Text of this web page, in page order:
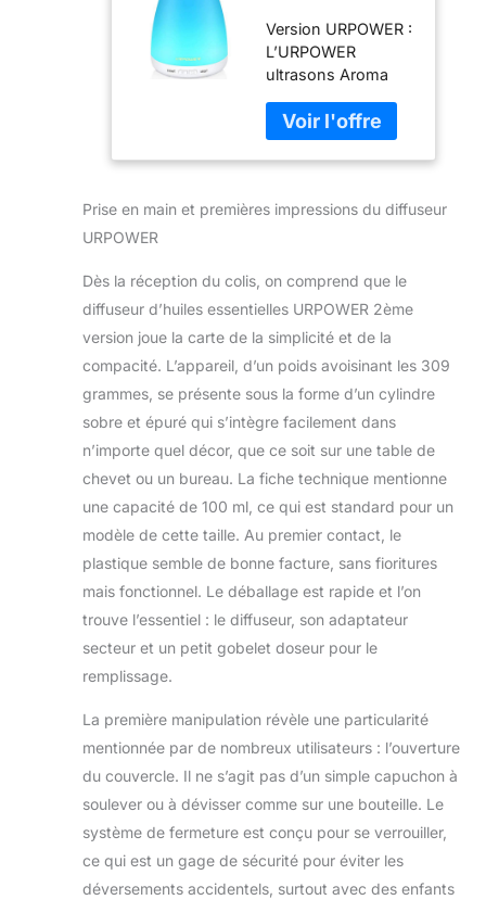
d’huiles
essentielles,
100Ml parfum
huile
essentielle
brume fraîche
Version URPOWER :
L’URPOWER
ultrasons Aroma
essentielles est une
version améliorée.
La 2ème génération
brouillard que la
ajouter de l’air
humide et
petites chambres à
coucher, une
chambre d’hôtel,
dessus de table et
de travail S’il vous
plaît utiliser 100 %
d’huiles essentielles
pures avec aucun
corrosivité, huiles
essentielles à
ultrasons aroma
diffuser est sûr et
ne pas nuire à
La sortie ne devrait
cordon qui est
supérieure à la
tension maximale.
Défendez-vous
humidificateur à
vapeur fraîche
Prise en main et premières impressions du diffuseur
URPOWER
Dès la réception du colis, on comprend que le
diffuseur d’huiles essentielles URPOWER 2ème
version joue la carte de la simplicité et de la
compacité. L’appareil, d’un poids avoisinant les 309
grammes, se présente sous la forme d’un cylindre
sobre et épuré qui s’intègre facilement dans
n’importe quel décor, que ce soit sur une table de
chevet ou un bureau. La fiche technique mentionne
une capacité de 100 ml, ce qui est standard pour un
modèle de cette taille. Au premier contact, le
plastique semble de bonne facture, sans fioritures
mais fonctionnel. Le déballage est rapide et l’on
trouve l’essentiel : le diffuseur, son adaptateur
secteur et un petit gobelet doseur pour le
remplissage.
La première manipulation révèle une particularité
mentionnée par de nombreux utilisateurs : l’ouverture
du couvercle. Il ne s’agit pas d’un simple capuchon à
soulever ou à dévisser comme sur une bouteille. Le
système de fermeture est conçu pour se verrouiller,
ce qui est un gage de sécurité pour éviter les
déversements accidentels, surtout avec des enfants